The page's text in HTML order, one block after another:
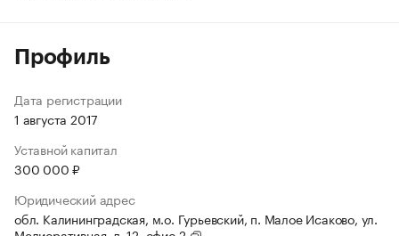
Профиль
Дата регистрации
1 августа 2017
Уставной капитал
300 000 ₽
Юридический адрес
обл. Калининградская, м.о. Гурьевский, п. Малое Исаково, ул.